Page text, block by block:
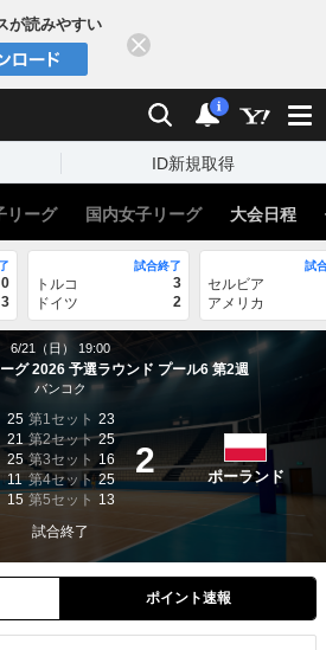
が読みやすい
検索 通知
i
ID新規取得
リーグ 国内女子リーグ 大会日程
0
3
試合終了
トルコ
3
ドイツ
2
試
セルビア
アメリカ
6/21（日） 19:00
グ 2026 予選ラウンド プール6 第2週
バンコク
25 第1セット 23
21 第2セット 25
25 第3セット 16
11 第4セット 25
15 第5セット 13
2 ポーランド
試合終了
ポイント速報